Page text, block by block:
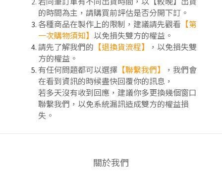
的時間為主，請購買前評估是否分開下訂 。
各種商品在製作上的限制，建議請先觀看 【第
一次購物須知】 以免損失雙方的權益。
請先了解我們的 【退換貨流程】
，以免損失雙
方的權益。
有任何問題都可以選擇 【聯繫我們】
，我們會
在看到資訊的時候盡快回覆你的訊息，
若多天沒有收到回應，建議你多更換幾個窗口
聯繫我們，以免系統漏訊造成雙方的權益損
失。
關於我們